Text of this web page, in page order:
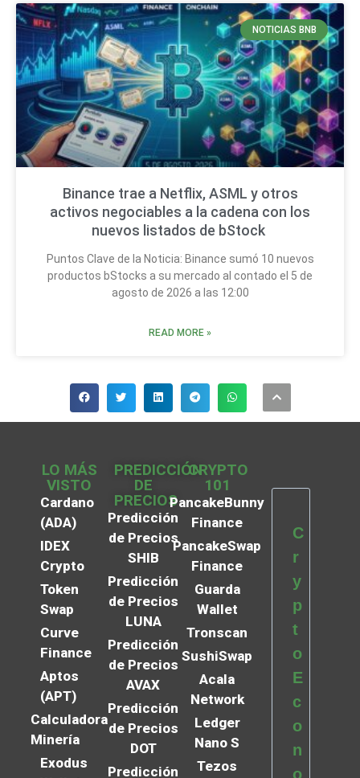
NOTICIAS BNB
Binance trae a Netflix, ASML y otros
activos negociables a la cadena con los
nuevos listados de bStock
Puntos Clave de la Noticia: Binance sumó 10 nuevos
productos bStocks a su mercado al contado el 5 de
agosto de 2026 a las 12:00
READ MORE »
LO MÁS
VISTO
Cardano
(ADA)
IDEX
Crypto
Token
Swap
Curve
Finance
Aptos
(APT)
Calculadora
Minería
Exodus
PREDICCIÓN
DE
PRECIOS
Predicción
de Precios
SHIB
Predicción
de Precios
LUNA
Predicción
de Precios
AVAX
Predicción
de Precios
DOT
Predicción
CRYPTO
101
PancakeBunny
Finance
PancakeSwap
Finance
Guarda
Wallet
Tronscan
SushiSwap
Acala
Network
Ledger
Nano S
Tezos
C
r
y
p
t
o
E
c
o
n
o